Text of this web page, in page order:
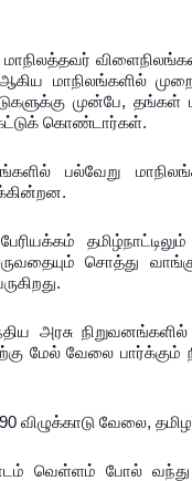
மாநிலத்தவர்
மாநிலங்களில்
முன்பே, தங்கள்
கொண்டார்கள்.
பல்வேறு
சொத்து
அரசு
மேல் வேலை
90 விழுக்காடு வேலை,
வெள்ளம் போல் வந்து